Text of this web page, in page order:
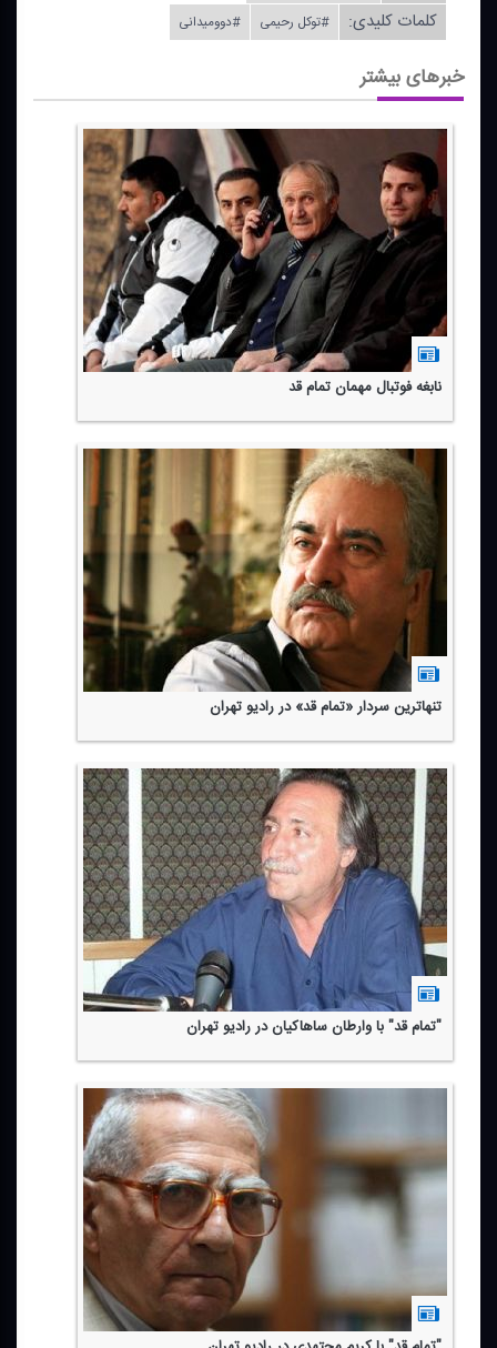
کلمات کلیدی:
#توكل رحیمی #دوومیدانی
خبرهای بیشتر
نابغه فوتبال مهمان تمام قد
تنهاترین سردار «تمام قد» در رادیو تهران
"تمام قد" با وارطان ساهاكیان در رادیو تهران